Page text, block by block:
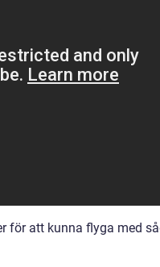
för att kunna flyga med